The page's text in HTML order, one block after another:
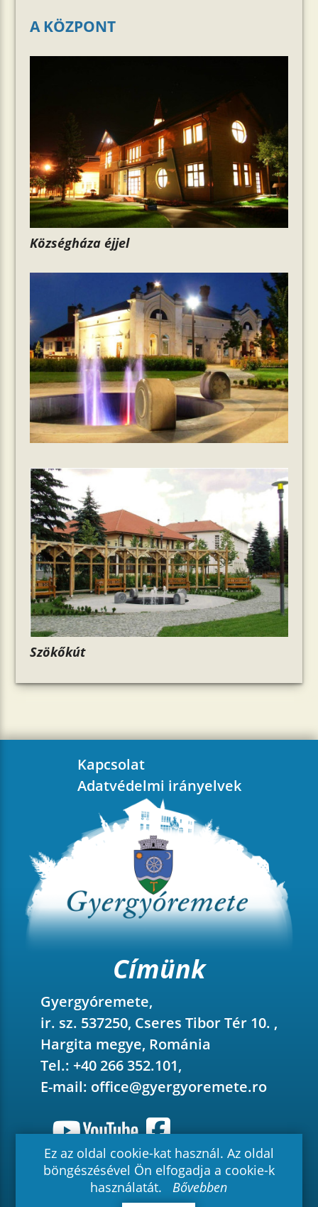
A KÖZPONT
Községháza éjjel
Szökőkút
Kapcsolat
Adatvédelmi irányelvek
Címünk
Gyergyóremete,
ir. sz. 537250, Cseres Tibor Tér 10. ,
Hargita megye, Románia
Tel.: +40 266 352.101,
E-mail: office@gyergyoremete.ro
2026 © Gyergyóremete - Minden jog
fenntartva.
Ez az oldal cookie-kat használ. Az oldal
böngészésével Ön elfogadja a cookie-k
használatát.
Bővebben